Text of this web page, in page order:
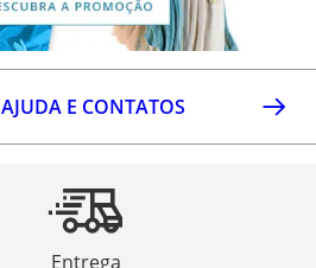
AJUDA E CONTATOS
Entrega